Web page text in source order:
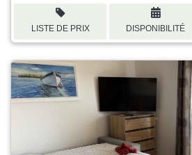
LISTE DE PRIX DISPONIBILITÉ